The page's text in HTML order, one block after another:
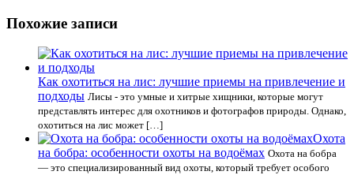
Похожие записи
Как охотиться на лис: лучшие приемы на привлечение и
подходы Лисы - это умные и хитрые хищники, которые могут
представлять интерес для охотников и фотографов природы. Однако,
охотиться на лис может […]
Охота
на бобра: особенности охоты на водоёмах Охота на бобра
— это специализированный вид охоты, который требует особого